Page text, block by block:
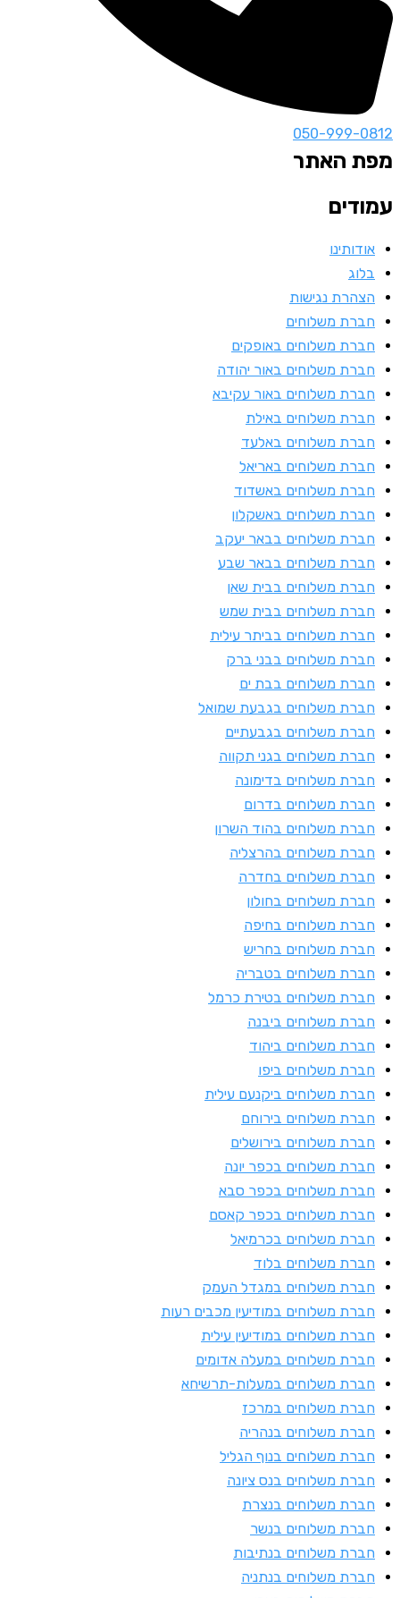
050-999-
האתר
נגישות
משלוחים
משלוחים באופקים
משלוחים באור יהודה
משלוחים באור עקיבא
משלוחים באילת
משלוחים באלעד
משלוחים באריאל
משלוחים באשדוד
משלוחים באשקלון
משלוחים בבאר יעקב
משלוחים בבאר שבע
משלוחים בבית שאן
משלוחים בבית שמש
משלוחים בביתר עילית
משלוחים בבני ברק
משלוחים בבת ים
משלוחים בגבעת שמואל
משלוחים בגבעתיים
משלוחים בגני תקווה
משלוחים בדימונה
משלוחים בדרום
משלוחים בהוד השרון
משלוחים בהרצליה
משלוחים בחדרה
משלוחים בחולון
משלוחים בחיפה
משלוחים בחריש
משלוחים בטבריה
משלוחים בטירת כרמל
משלוחים ביבנה
משלוחים ביהוד
משלוחים ביפו
משלוחים ביקנעם עילית
משלוחים בירוחם
משלוחים בירושלים
משלוחים בכפר יונה
משלוחים בכפר סבא
משלוחים בכפר קאסם
משלוחים בכרמיאל
משלוחים בלוד
משלוחים במגדל העמק
משלוחים במודיעין מכבים רעות
משלוחים במודיעין עילית
משלוחים במעלה אדומים
משלוחים במעלות-תרשיחא
משלוחים במרכז
משלוחים בנהריה
משלוחים בנוף הגליל
משלוחים בנס ציונה
משלוחים בנצרת
משלוחים בנשר
משלוחים בנתיבות
משלוחים בנתניה